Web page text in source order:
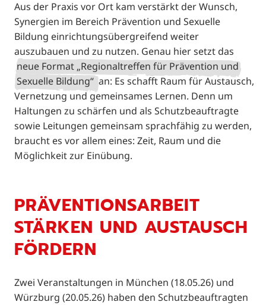
Aus der Praxis vor Ort kam verstärkt der Wunsch,
Synergien im Bereich Prävention und Sexuelle
Bildung einrichtungsübergreifend weiter
auszubauen und zu nutzen. Genau hier setzt das
neue Format „Regionaltreffen für Prävention und
Sexuelle Bildung“ an: Es schafft Raum für Austausch,
Vernetzung und gemeinsames Lernen. Denn um
Haltungen zu schärfen und als Schutzbeauftragte
sowie Leitungen gemeinsam sprachfähig zu werden,
braucht es vor allem eines: Zeit, Raum und die
Möglichkeit zur Einübung.
PRÄVENTIONSARBEIT
STÄRKEN UND AUSTAUSCH
FÖRDERN
Zwei Veranstaltungen in München (18.05.26) und
Würzburg (20.05.26) haben den Schutzbeauftragten